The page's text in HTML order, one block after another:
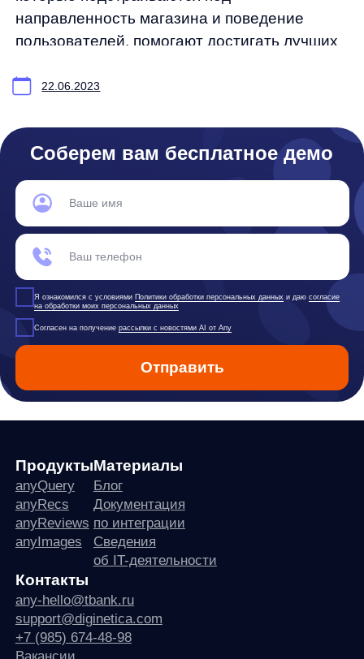
Юридический адрес:121 205, город Москва, тер Инновационного
Центра Сколково, Большой б-р, д. 42 стр. 1
Фактический адрес:
ИНН 7 728 492 537
Основной код по ОКВЭД — 62.01 Разработка компьютерного
программного обеспечения
any
Вакансии
Документы
Реквизиты
Согласие на обработку персональных данных
Согласие на получение рекламных и информационных
Руководство пользователя
Функциональные характеристики программного обеспечения
ПО распространяется в виде интернет-сервиса, специальные действия по